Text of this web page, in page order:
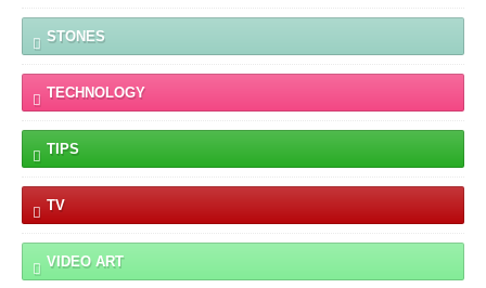
STONES
TECHNOLOGY
TIPS
TV
VIDEO ART